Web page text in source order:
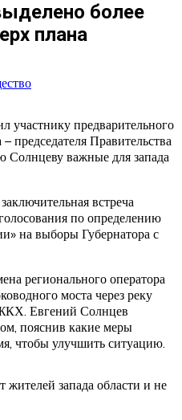
более
плана
участнику предварительного
председателя Правительства
Солнцеву важные для запада
встреча
по определению
на выборы Губернатора с
регионального оператора
моста через реку
Евгений Солнцев
пояснив какие меры
чтобы улучшить ситуацию.
жителей запада области и не